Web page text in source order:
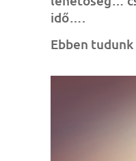
idő….
Ebben